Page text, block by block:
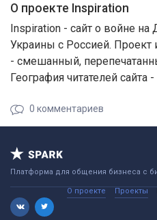
О проекте Inspiration
Inspiration - cайт о войне на
Украины с Россией.
- смешанный,
География читателей сайта
0 комментариев
Платформа для общения бизнеса с
О проекте Проекты